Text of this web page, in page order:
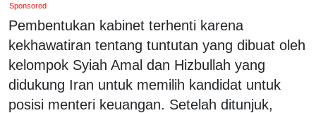
Sponsored
Pembentukan kabinet terhenti karena
kekhawatiran tentang tuntutan yang dibuat oleh
kelompok Syiah Amal dan Hizbullah yang
didukung Iran untuk memilih kandidat untuk
posisi menteri keuangan. Setelah ditunjuk,